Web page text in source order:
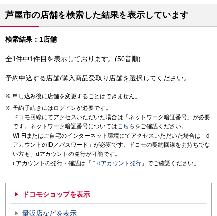
芦屋市の店舗を検索した結果を表示しています
検索結果：1店舗
全1件中1件目を表示しております。(50音順)
予約申込する店舗/購入商品受取り店舗を選択してください。
申し込み後に店舗を変更することはできません。
予約手続きにはログインが必要です。
ドコモ回線にてアクセスいただいた場合は「ネットワーク暗証番号」が必要
です。ネットワーク暗証番号についてはこちら をご確認ください。
Wi-Fiまたはご自宅のインターネット環境にてアクセスいただいた場合は「d
アカウントのID／パスワード」が必要です。ドコモの契約回線をお持ちでな
い方も、dアカウントの発行が可能です。
dアカウントの発行・確認は「
dアカウント発行 」でご確認ください。
ドコモショップを表示
量販店などを表示